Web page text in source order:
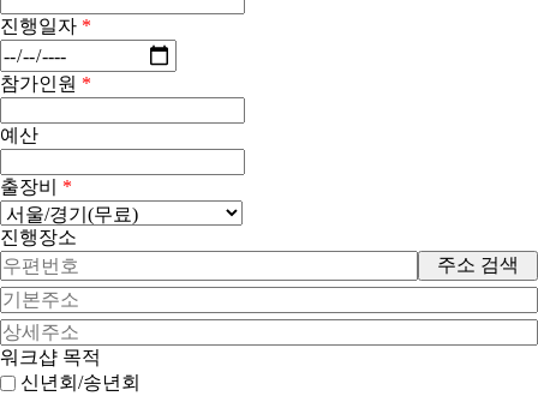
진행일자 *
참가인원 *
예산
출장비 *
진행장소
주소 검색
워크샵 목적
신년회/송년회